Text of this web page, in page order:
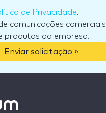
de Privacidade.
comunicações comerciais
produtos da empresa.
Enviar solicitação »